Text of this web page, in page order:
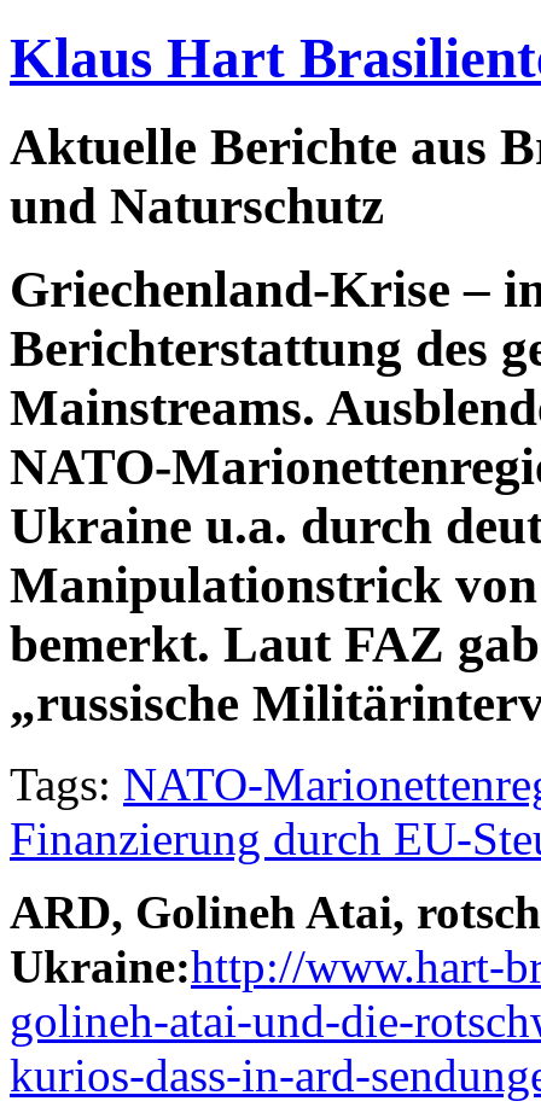
Klaus Hart
Aktuelle Berichte aus
und Naturschutz
Griechenland-Krise –
Berichterstattung des
Mainstreams.
NATO-
Ukraine u.a. durch
Manipulationstrick von
bemerkt. Laut FAZ
„russische
Tags: NATO-
Finanzierung durch EU-
ARD, Golineh Atai,
Ukraine:http://www.hart-
golineh-atai-und-die-
kurios-dass-in-ard-